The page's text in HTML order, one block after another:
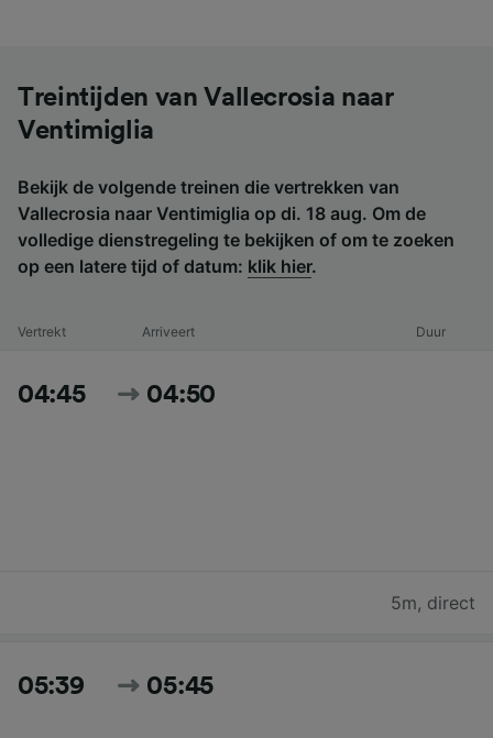
Treintijden van Vallecrosia naar
Ventimiglia
Bekijk de volgende treinen die vertrekken van
Vallecrosia naar Ventimiglia op di. 18 aug. Om de
volledige dienstregeling te bekijken of om te zoeken
op een latere tijd of datum: klik hier.
Vertrekt Arriveert Duur
04:45 04:50
5m, direct
05:39 05:45